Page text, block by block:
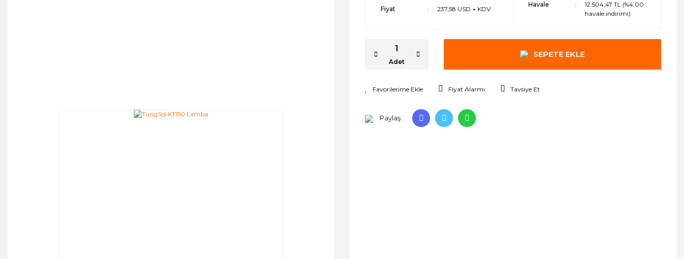
Fiyat 237,58 USD + KDV
Havale
12.504,47 TL (%4,00
havale indirimi)
Adet
SEPETE EKLE
Fiyat Alarmı Tavsiye Et
Paylaş: